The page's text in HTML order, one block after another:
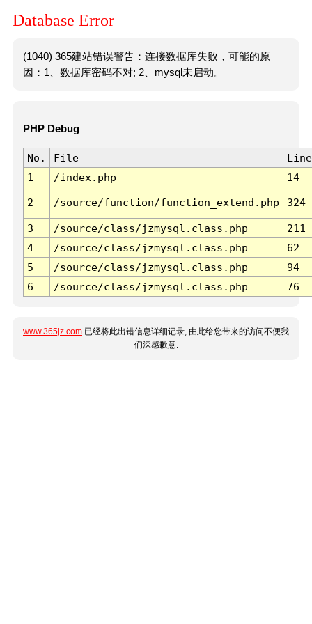
Database Error
(1040) 365建站错误警告：连接数据库失败，可能的原
因：1、数据库密码不对; 2、mysql未启动。
PHP Debug
No. File
Line
1
/index.php 14
2 /source/function/function_extend.php 324
3 /source/class/jzmysql.class.php
211
4
/source/class/jzmysql.class.php
62
5
/source/class/jzmysql.class.php
94
6
/source/class/jzmysql.class.php 76
www.365jz.com 已经将此出错信息详细记录, 由此给您带来的访问不便我
们深感歉意.